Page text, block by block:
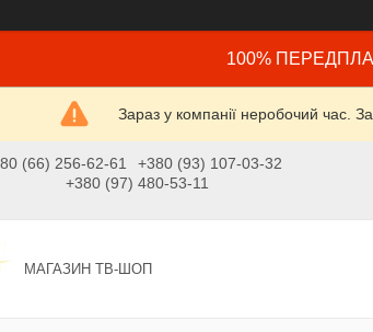
100%
Зараз у компанії неробочий час.
(66) 256-62-61
+380 (93) 107-03-32
+380 (97) 480-53-11
МАГАЗИН ТВ-ШОП